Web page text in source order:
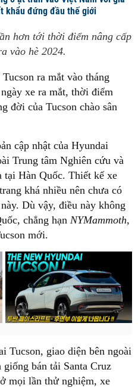
khẩu đứng đầu thế giới
hơn tới thời điểm nâng cấp
vào hè 2024.
ra mắt vào tháng
xe ra mắt, thời điểm
đời của Tucson chào sân
cập nhật của Hyundai
Trung tâm Nghiên cứu và
Hàn Quốc. Thiết kế xe
khá nhiều nên chưa có
Dù vậy, điều này không
chẳng hạn NYMammoth,
mới.
Tucson, giao diện bên ngoài
bán tải Santa Cruz
mọi lần thử nghiệm, xe